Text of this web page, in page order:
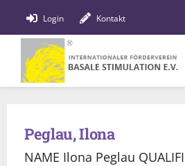
Inhalt
springen
Login Kontakt
Bildung
Peglau, Ilona
NAME Ilona Peglau